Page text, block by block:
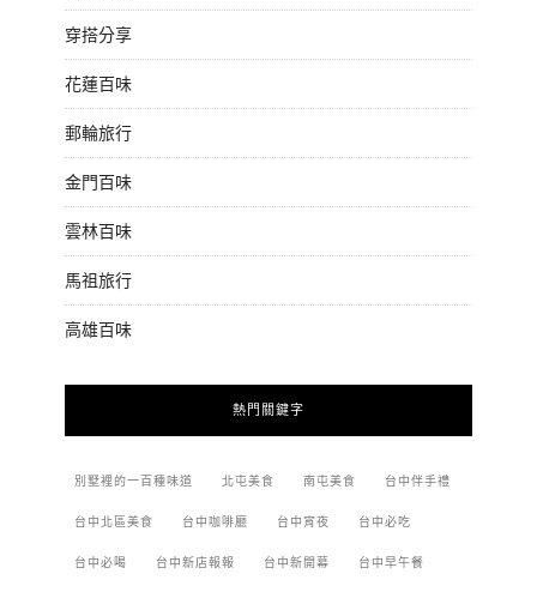
穿搭分享
花蓮百味
郵輪旅行
金門百味
雲林百味
馬祖旅行
高雄百味
熱門關鍵字
別墅裡的一百種味道 北屯美食 南屯美食 台中伴手禮
台中北區美食 台中咖啡廳 台中宵夜 台中必吃
台中必喝 台中新店報報 台中新開幕 台中早午餐